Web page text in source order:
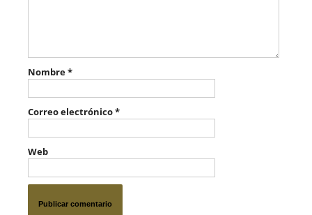
Nombre*
Correo electrónico*
Web